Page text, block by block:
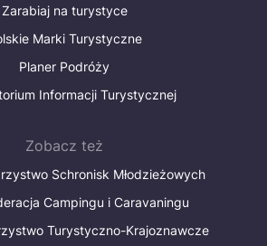
Zarabiaj na turystyce
Marki Turystyczne
Planer Podróży
Informacji Turystycznej
Zobacz też
Schronisk Młodzieżowych
Campingu i Caravaningu
Turystyczno-Krajoznawcze